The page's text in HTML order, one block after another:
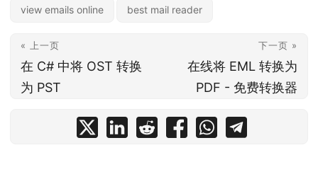
view emails online best mail reader
« 上一页
在 C# 中将 OST 转换
为 PST
下一页 »
在线将 EML 转换为
PDF - 免费转换器